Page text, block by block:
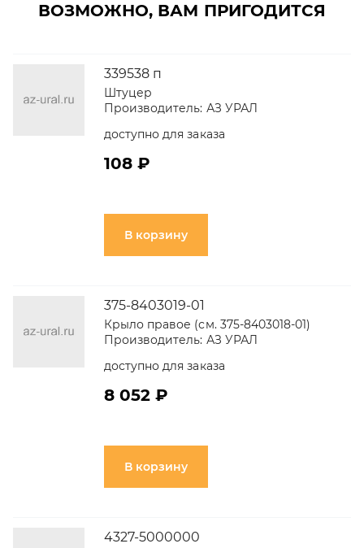
ВОЗМОЖНО, ВАМ ПРИГОДИТСЯ
339538 п
Штуцер
Производитель: АЗ УРАЛ
доступно для заказа
108 ₽
В корзину
375-8403019-01
Крыло правое (см. 375-8403018-01)
Производитель: АЗ УРАЛ
доступно для заказа
8 052 ₽
В корзину
4327-5000000